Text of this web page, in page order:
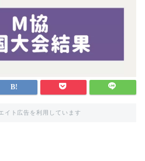
イト広告を利用しています